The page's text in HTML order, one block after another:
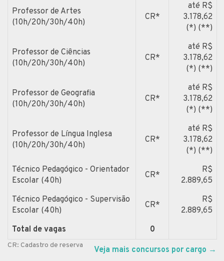
Professor de Artes
(10h/20h/30h/40h)
CR*
até R$
3.178,62
(*) (**)
Professor de Ciências
(10h/20h/30h/40h)
CR*
até R$
3.178,62
(*) (**)
Professor de Geografia
(10h/20h/30h/40h)
CR*
até R$
3.178,62
(*) (**)
Professor de Língua Inglesa
(10h/20h/30h/40h)
CR*
até R$
3.178,62
(*) (**)
Técnico Pedagógico - Orientador
Escolar (40h)
CR*
R$
2.889,65
Técnico Pedagógico - Supervisão
Escolar (40h)
CR*
R$
2.889,65
Total de vagas
0
CR: Cadastro de reserva Veja mais concursos por cargo →